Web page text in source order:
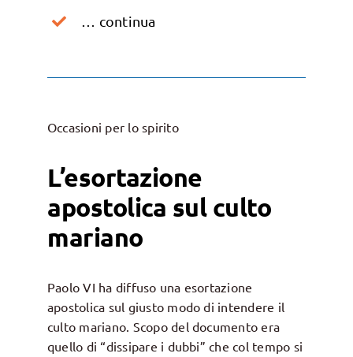
… continua
Occasioni per lo spirito
L’esortazione
apostolica sul culto
mariano
Paolo VI ha diffuso una esortazione
apostolica sul giusto modo di intendere il
culto mariano. Scopo del documento era
quello di “dissipare i dubbi” che col tempo si